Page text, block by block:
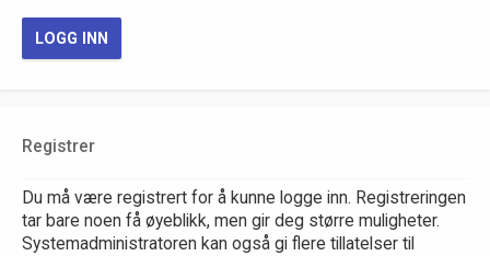
Registrer
Du må være registrert for å kunne logge inn. Registreringen
tar bare noen få øyeblikk, men gir deg større muligheter.
Systemadministratoren kan også gi flere tillatelser til